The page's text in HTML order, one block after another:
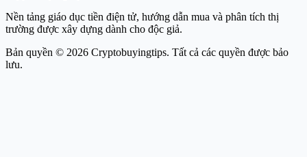
Nền tảng giáo dục tiền điện tử, hướng dẫn mua và phân tích thị
trường được xây dựng dành cho độc giả.
Bản quyền © 2026 Cryptobuyingtips. Tất cả các quyền được bảo
lưu.